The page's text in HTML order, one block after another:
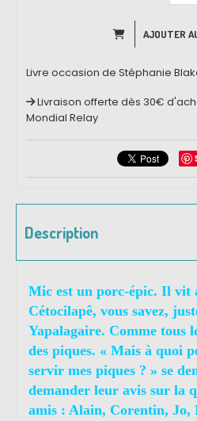
AJOUTER
Livre occasion de Stéphanie
Livraison offerte dès 30€
Mondial Relay
Description
Mic est un porc-épic. Il vit
Cétocilapê, vous savez,
Yapalagaire. Comme tous
des piques. « Mais à quoi
servir mes piques ? » se
demander leur avis sur la
amis : Alain, Corentin, Jo,